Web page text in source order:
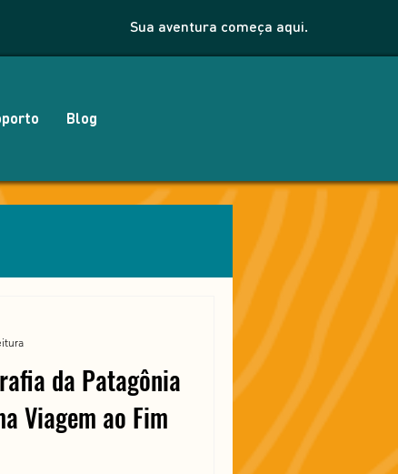
Sua aventura começa aqui.
Blog
da Patagônia
Viagem ao Fim